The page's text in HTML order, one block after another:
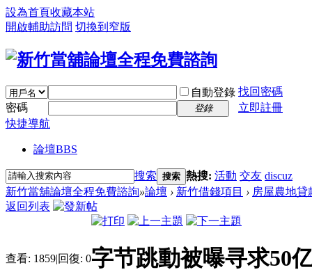
設為首頁收藏本站
開啟輔助訪問 切換到窄版
自動登錄 找回密碼
密碼
登錄
立即註冊
快捷導航
論壇BBS
搜索 搜索 熱搜: 活動 交友 discuz
新竹當舖論壇全程免費諮詢»論壇 › 新竹借錢項目 › 房屋農地貸
返回列表
查看: 1859|回復: 0字节跳動被曝寻求50